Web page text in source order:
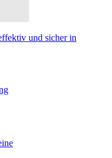
und sicher in